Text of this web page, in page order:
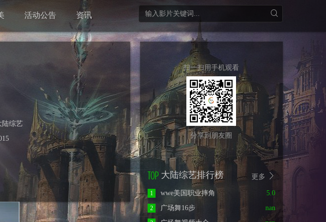
活动公告 资讯
陆综艺
扫一扫用手机观看
分享到朋友圈
更多
大陆综艺排行榜
5.0
1
wwe美国职业摔角
nan
2
广场舞16步